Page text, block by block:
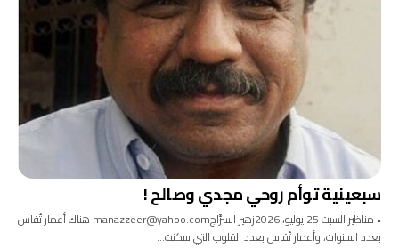
سبعينية توأم روحي مجدي وصالح !
• مناظير السبت 25 يوليو، 2026زهير السرَّاجmanazzeer@yahoo.com هناك أعمار تُقاس
بعدد السنوات، وأعمار تُقاس بعدد القلوب التي سكنت…